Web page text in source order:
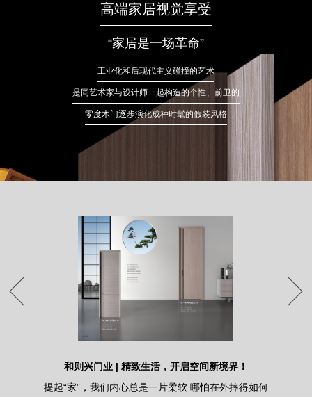
高端家居视觉享受
“家居是一场革命”
工业化和后现代主义碰撞的艺术
是同艺术家与设计师一起构造的个性、前卫的
零度木门逐步演化成种时髦的假装风格
和则兴门业 | 精致生活，开启空间新境界！
提起“家”，我们内心总是一片柔软 哪怕在外摔得如何